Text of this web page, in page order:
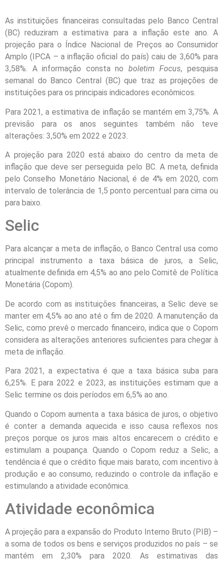
As instituições financeiras consultadas pelo Banco Central
(BC) reduziram a estimativa para a inflação este ano. A
projeção para o Índice Nacional de Preços ao Consumidor
Amplo (IPCA – a inflação oficial do país) caiu de 3,60% para
3,58%. A informação consta no boletim Focus, pesquisa
semanal do Banco Central (BC) que traz as projeções de
instituições para os principais indicadores econômicos.
Para 2021, a estimativa de inflação se mantém em 3,75%. A
previsão para os anos seguintes também não teve
alterações: 3,50% em 2022 e 2023.
A projeção para 2020 está abaixo do centro da meta de
inflação que deve ser perseguida pelo BC. A meta, definida
pelo Conselho Monetário Nacional, é de 4% em 2020, com
intervalo de tolerância de 1,5 ponto percentual para cima ou
para baixo.
Selic
Para alcançar a meta de inflação, o Banco Central usa como
principal instrumento a taxa básica de juros, a Selic,
atualmente definida em 4,5% ao ano pelo Comitê de Política
Monetária (Copom).
De acordo com as instituições financeiras, a Selic deve se
manter em 4,5% ao ano até o fim de 2020. A manutenção da
Selic, como prevê o mercado financeiro, indica que o Copom
considera as alterações anteriores suficientes para chegar à
meta de inflação.
Para 2021, a expectativa é que a taxa básica suba para
6,25%. E para 2022 e 2023, as instituições estimam que a
Selic termine os dois períodos em 6,5% ao ano.
Quando o Copom aumenta a taxa básica de juros, o objetivo
é conter a demanda aquecida e isso causa reflexos nos
preços porque os juros mais altos encarecem o crédito e
estimulam a poupança. Quando o Copom reduz a Selic, a
tendência é que o crédito fique mais barato, com incentivo à
produção e ao consumo, reduzindo o controle da inflação e
estimulando a atividade econômica.
Atividade econômica
A projeção para a expansão do Produto Interno Bruto (PIB) –
a soma de todos os bens e serviços produzidos no país – se
mantém em 2,30% para 2020. As estimativas das